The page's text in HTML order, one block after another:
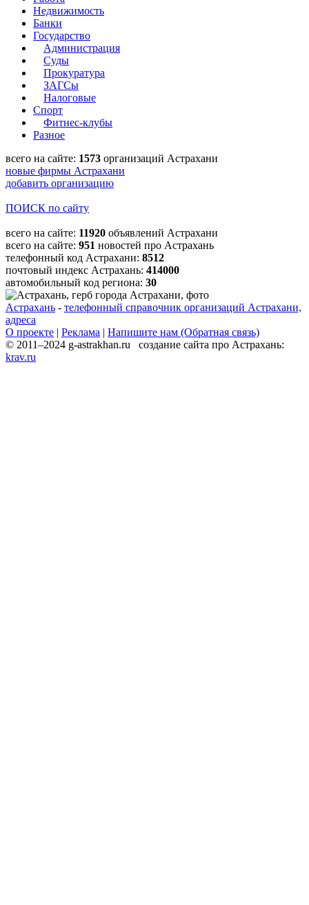
Недвижимость
Банки
Государство
Администрация
Суды
Прокуратура
ЗАГСы
Налоговые
Спорт
Фитнес-клубы
Разное
всего на сайте: 1573 организаций Астрахани
новые фирмы Астрахани
добавить организацию
ПОИСК по сайту
всего на сайте: 11920 объявлений Астрахани
всего на сайте: 951 новостей про Астрахань
телефонный код Астрахани: 8512
почтовый индекс Астрахань: 414000
автомобильный код региона: 30
Астрахань - телефонный справочник организаций Астрахани,
адреса
О проекте | Реклама | Напишите нам (Обратная связь)
© 2011–2024 g-astrakhan.ru создание сайта про Астрахань:
krav.ru